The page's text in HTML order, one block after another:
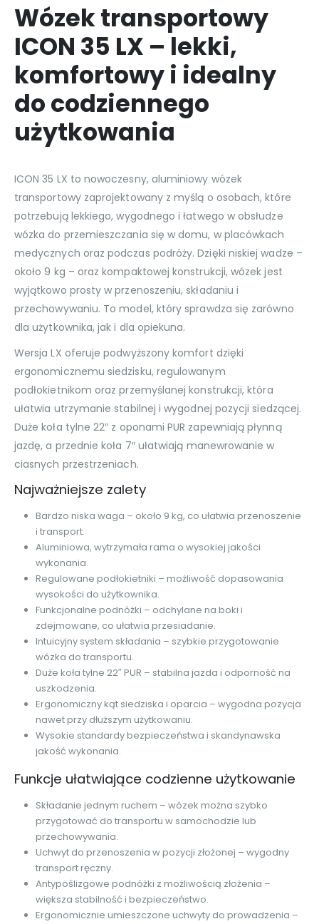
Wózek transportowy
ICON 35 LX – lekki,
komfortowy i idealny
do codziennego
użytkowania
ICON 35 LX to nowoczesny, aluminiowy wózek
transportowy zaprojektowany z myślą o osobach, które
potrzebują lekkiego, wygodnego i łatwego w obsłudze
wózka do przemieszczania się w domu, w placówkach
medycznych oraz podczas podróży. Dzięki niskiej wadze –
około 9 kg – oraz kompaktowej konstrukcji, wózek jest
wyjątkowo prosty w przenoszeniu, składaniu i
przechowywaniu. To model, który sprawdza się zarówno
dla użytkownika, jak i dla opiekuna.
Wersja LX oferuje podwyższony komfort dzięki
ergonomicznemu siedzisku, regulowanym
podłokietnikom oraz przemyślanej konstrukcji, która
ułatwia utrzymanie stabilnej i wygodnej pozycji siedzącej.
Duże koła tylne 22″ z oponami PUR zapewniają płynną
jazdę, a przednie koła 7″ ułatwiają manewrowanie w
ciasnych przestrzeniach.
Najważniejsze zalety
Bardzo niska waga – około 9 kg, co ułatwia przenoszenie
i transport.
Aluminiowa, wytrzymała rama o wysokiej jakości
wykonania.
Regulowane podłokietniki – możliwość dopasowania
wysokości do użytkownika.
Funkcjonalne podnóżki – odchylane na boki i
zdejmowane, co ułatwia przesiadanie.
Intuicyjny system składania – szybkie przygotowanie
wózka do transportu.
Duże koła tylne 22″ PUR – stabilna jazda i odporność na
uszkodzenia.
Ergonomiczny kąt siedziska i oparcia – wygodna pozycja
nawet przy dłuższym użytkowaniu.
Wysokie standardy bezpieczeństwa i skandynawska
jakość wykonania.
Funkcje ułatwiające codzienne użytkowanie
Składanie jednym ruchem – wózek można szybko
przygotować do transportu w samochodzie lub
przechowywania.
Uchwyt do przenoszenia w pozycji złożonej – wygodny
transport ręczny.
Antypoślizgowe podnóżki z możliwością złożenia –
większa stabilność i bezpieczeństwo.
Ergonomicznie umieszczone uchwyty do prowadzenia –